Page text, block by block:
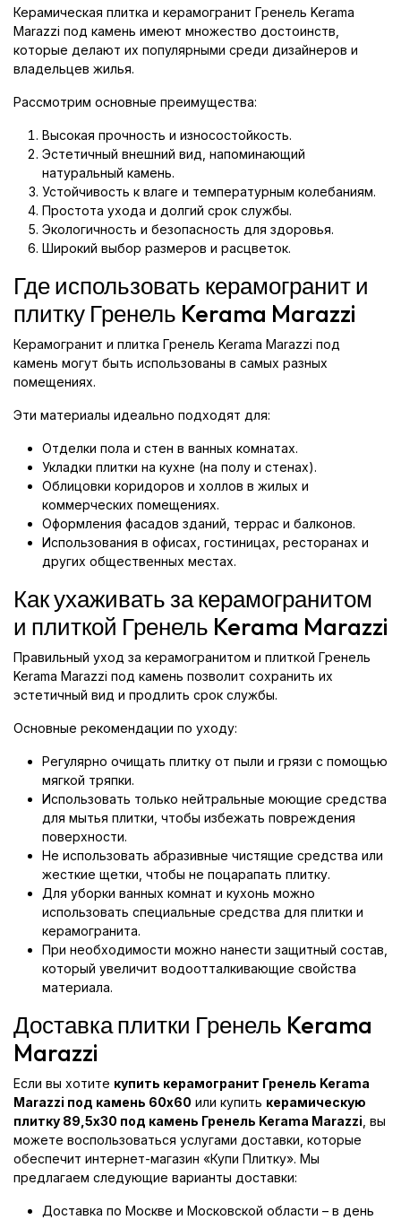
Керамическая плитка и керамогранит Гренель Kerama
Marazzi под камень имеют множество достоинств,
которые делают их популярными среди дизайнеров и
владельцев жилья.
Рассмотрим основные преимущества:
Высокая прочность и износостойкость.
Эстетичный внешний вид, напоминающий
натуральный камень.
Устойчивость к влаге и температурным колебаниям.
Простота ухода и долгий срок службы.
Экологичность и безопасность для здоровья.
Широкий выбор размеров и расцветок.
Где использовать керамогранит и
плитку Гренель Kerama Marazzi
Керамогранит и плитка Гренель Kerama Marazzi под
камень могут быть использованы в самых разных
помещениях.
Эти материалы идеально подходят для:
Отделки пола и стен в ванных комнатах.
Укладки плитки на кухне (на полу и стенах).
Облицовки коридоров и холлов в жилых и
коммерческих помещениях.
Оформления фасадов зданий, террас и балконов.
Использования в офисах, гостиницах, ресторанах и
других общественных местах.
Как ухаживать за керамогранитом
и плиткой Гренель Kerama Marazzi
Правильный уход за керамогранитом и плиткой Гренель
Kerama Marazzi под камень позволит сохранить их
эстетичный вид и продлить срок службы.
Основные рекомендации по уходу:
Регулярно очищать плитку от пыли и грязи с помощью
мягкой тряпки.
Использовать только нейтральные моющие средства
для мытья плитки, чтобы избежать повреждения
поверхности.
Не использовать абразивные чистящие средства или
жесткие щетки, чтобы не поцарапать плитку.
Для уборки ванных комнат и кухонь можно
использовать специальные средства для плитки и
керамогранита.
При необходимости можно нанести защитный состав,
который увеличит водоотталкивающие свойства
материала.
Доставка плитки Гренель Kerama
Marazzi
Если вы хотите купить керамогранит Гренель Kerama
Marazzi под камень 60x60 или купить керамическую
плитку 89,5x30 под камень Гренель Kerama Marazzi, вы
можете воспользоваться услугами доставки, которые
обеспечит интернет-магазин «Купи Плитку». Мы
предлагаем следующие варианты доставки:
Доставка по Москве и Московской области – в день